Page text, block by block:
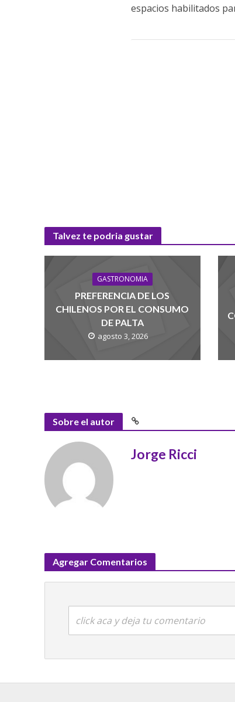
espacios habilitados
Talvez te podria gustar
GASTRONOMIA
PREFERENCIA DE LOS
CHILENOS POR EL CONSUMO
DE PALTA
agosto 3, 2026
Sobre el autor
Jorge Ricci
Agregar Comentarios
click aca y deja tu comentario